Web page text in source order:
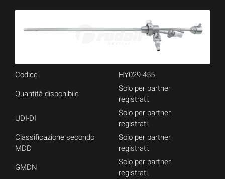
Codice HY029-455
Quantità disponibile
Solo per partner
registrati.
UDI-DI
Solo per partner
registrati.
Classificazione secondo
MDD
Solo per partner
registrati.
GMDN
Solo per partner
registrati.